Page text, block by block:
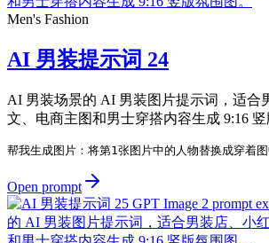
Men's Fashion
AI 男装提示词 24
AI 男装场景的 AI 男装图片提示词，适合
文、电商主图和男士穿搭内容生成 9:16 竖
帮我生成图片：将第1张图片中的人物替换成穿着
Open prompt